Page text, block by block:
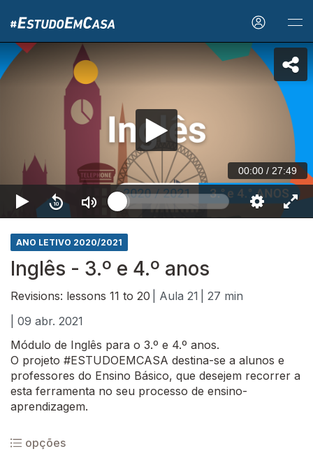
00:00 / 27:49
ANO LETIVO 2020/2021
Inglês - 3.º e 4.º anos
Revisions: lessons 11 to 20 | Aula 21
| 27 min
| 09 abr. 2021
Módulo de Inglês para o 3.º e 4.º anos.
O projeto #ESTUDOEMCASA destina-se a alunos e
professores do Ensino Básico, que desejem recorrer a
esta ferramenta no seu processo de ensino-
aprendizagem.
opções